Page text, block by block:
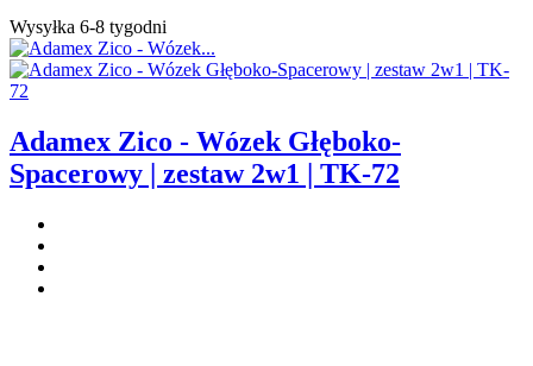
Wysyłka 6-8 tygodni
Adamex Zico - Wózek Głęboko-
Spacerowy | zestaw 2w1 | TK-72